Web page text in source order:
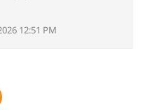
12:51 PM